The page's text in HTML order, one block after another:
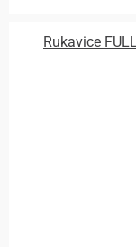
Rukavice